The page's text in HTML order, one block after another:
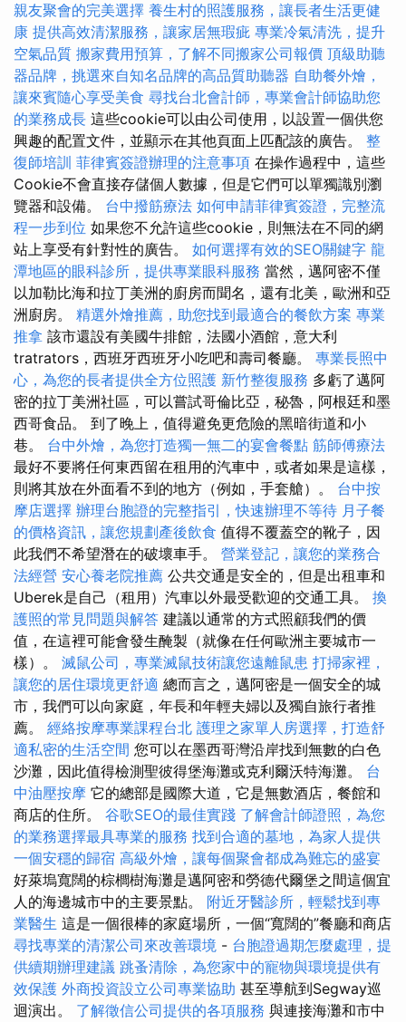
親友聚會的完美選擇 養生村的照護服務，讓長者生活更健
康 提供高效清潔服務，讓家居無瑕疵 專業冷氣清洗，提升
空氣品質 搬家費用預算，了解不同搬家公司報價 頂級助聽
器品牌，挑選來自知名品牌的高品質助聽器 自助餐外燴，
讓來賓隨心享受美食 尋找台北會計師，專業會計師協助您
的業務成長 這些cookie可以由公司使用，以設置一個供您
興趣的配置文件，並顯示在其他頁面上匹配該的廣告。 整
復師培訓 菲律賓簽證辦理的注意事項 在操作過程中，這些
Cookie不會直接存儲個人數據，但是它們可以單獨識別瀏
覽器和設備。 台中撥筋療法 如何申請菲律賓簽證，完整流
程一步到位 如果您不允許這些cookie，則無法在不同的網
站上享受有針對性的廣告。 如何選擇有效的SEO關鍵字 龍
潭地區的眼科診所，提供專業眼科服務 當然，邁阿密不僅
以加勒比海和拉丁美洲的廚房而聞名，還有北美，歐洲和亞
洲廚房。 精選外燴推薦，助您找到最適合的餐飲方案 專業
推拿 該市還設有美國牛排館，法國小酒館，意大利
tratrators，西班牙西班牙小吃吧和壽司餐廳。 專業長照中
心，為您的長者提供全方位照護 新竹整復服務 多虧了邁阿
密的拉丁美洲社區，可以嘗試哥倫比亞，秘魯，阿根廷和墨
西哥食品。 到了晚上，值得避免更危險的黑暗街道和小
巷。 台中外燴，為您打造獨一無二的宴會餐點 筋師傅療法
最好不要將任何東西留在租用的汽車中，或者如果是這樣，
則將其放在外面看不到的地方（例如，手套艙）。 台中按
摩店選擇 辦理台胞證的完整指引，快速辦理不等待 月子餐
的價格資訊，讓您規劃產後飲食 值得不覆蓋空的靴子，因
此我們不希望潛在的破壞車手。 營業登記，讓您的業務合
法經營 安心養老院推薦 公共交通是安全的，但是出租車和
Uberek是自己（租用）汽車以外最受歡迎的交通工具。 換
護照的常見問題與解答 建議以通常的方式照顧我們的價
值，在這裡可能會發生醃製（就像在任何歐洲主要城市一
樣）。 滅鼠公司，專業滅鼠技術讓您遠離鼠患 打掃家裡，
讓您的居住環境更舒適 總而言之，邁阿密是一個安全的城
市，我們可以向家庭，年長和年輕夫婦以及獨自旅行者推
薦。 經絡按摩專業課程台北 護理之家單人房選擇，打造舒
適私密的生活空間 您可以在墨西哥灣沿岸找到無數的白色
沙灘，因此值得檢測聖彼得堡海灘或克利爾沃特海灘。 台
中油壓按摩 它的總部是國際大道，它是無數酒店，餐館和
商店的住所。 谷歌SEO的最佳實踐 了解會計師證照，為您
的業務選擇最具專業的服務 找到合適的墓地，為家人提供
一個安穩的歸宿 高級外燴，讓每個聚會都成為難忘的盛宴
好萊塢寬闊的棕櫚樹海灘是邁阿密和勞德代爾堡之間這個宜
人的海邊城市中的主要景點。 附近牙醫診所，輕鬆找到專
業醫生 這是一個很棒的家庭場所，一個“寬闊的”餐廳和商店
尋找專業的清潔公司來改善環境 - 台胞證過期怎麼處理，提
供續期辦理建議 跳蚤清除，為您家中的寵物與環境提供有
效保護 外商投資設立公司專業協助 甚至導航到Segway巡
迴演出。 了解徵信公司提供的各項服務 與連接海灘和市中